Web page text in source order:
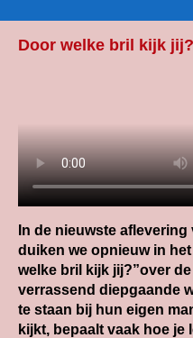
Door welke bril kijk
In de nieuwste
duiken we opnieuw in
welke bril kijk jij?”over
verrassend diepgaande
te staan bij hun eigen
kijkt, bepaalt vaak hoe je